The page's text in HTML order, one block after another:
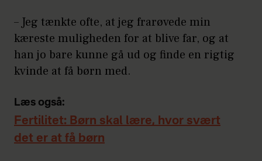
– Jeg tænkte ofte, at jeg frarøvede min
kæreste muligheden for at blive far, og at
han jo bare kunne gå ud og finde en rigtig
kvinde at få børn med.
Læs også:
Fertilitet: Børn skal lære, hvor svært
det er at få børn